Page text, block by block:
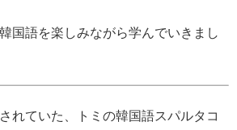
国語を楽しみながら学んでいきまし
れていた、トミの韓国語スパルタコ